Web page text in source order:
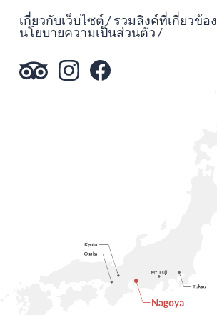
เกี่ยวกับเว็บไซต์ รวมลิงค์ที่เกี่ยวข้อง
นโยบายความเป็นส่วนตัว